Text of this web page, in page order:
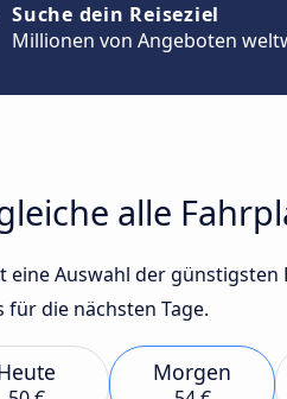
Suche dein Reiseziel
Millionen von Angeboten
alle
eine Auswahl der
für die nächsten Tage.
Morgen